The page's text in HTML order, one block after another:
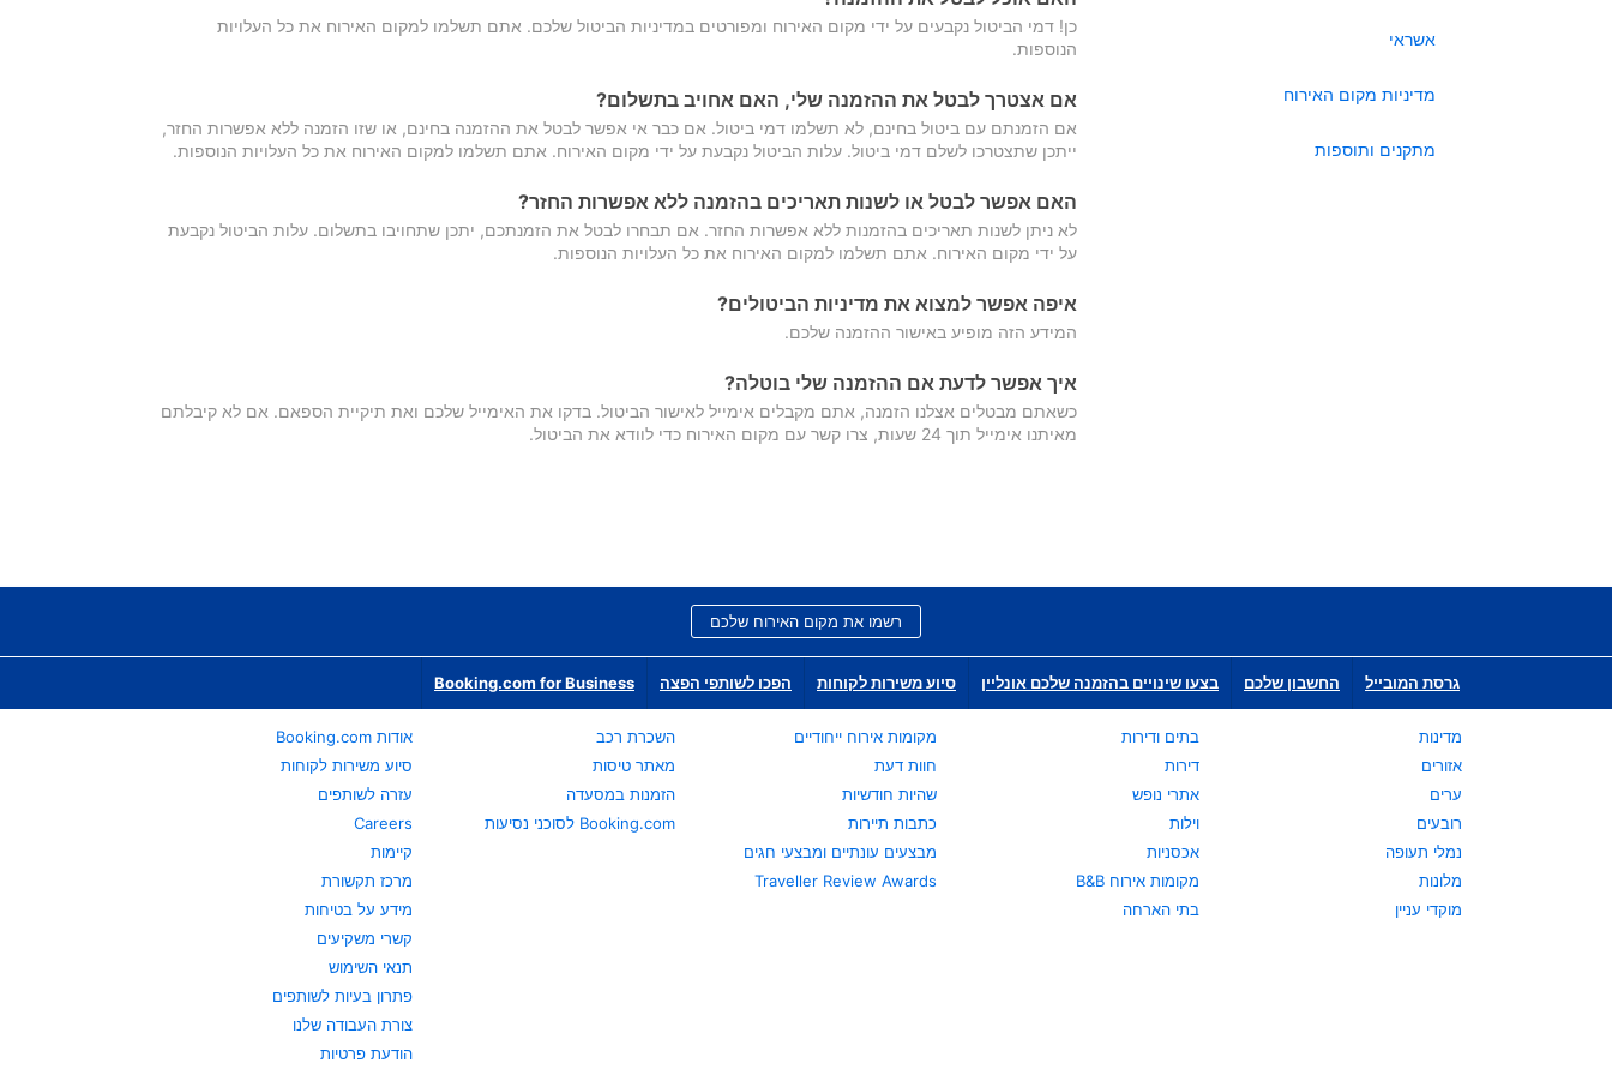
אשראי
מדיניות מקום האירוח
מתקנים ותוספות
כן! דמי הביטול נקבעים על ידי מקום האירוח ומפורטים במדיניות הביטול שלכם. אתם תשלמו למקום האירוח את כל העלויות
הנוספות.
אם אצטרך לבטל את ההזמנה שלי, האם אחויב בתשלום?
אם הזמנתם עם ביטול בחינם, לא תשלמו דמי ביטול. אם כבר אי אפשר לבטל את ההזמנה בחינם, או שזו הזמנה ללא אפשרות החזר,
ייתכן שתצטרכו לשלם דמי ביטול. עלות הביטול נקבעת על ידי מקום האירוח. אתם תשלמו למקום האירוח את כל העלויות הנוספות.
האם אפשר לבטל או לשנות תאריכים בהזמנה ללא אפשרות החזר?
לא ניתן לשנות תאריכים בהזמנות ללא אפשרות החזר. אם תבחרו לבטל את הזמנתכם, יתכן שתחויבו בתשלום. עלות הביטול נקבעת
על ידי מקום האירוח. אתם תשלמו למקום האירוח את כל העלויות הנוספות.
איפה אפשר למצוא את מדיניות הביטולים?
המידע הזה מופיע באישור ההזמנה שלכם.
איך אפשר לדעת אם ההזמנה שלי בוטלה?
כשאתם מבטלים אצלנו הזמנה, אתם מקבלים אימייל לאישור הביטול. בדקו את האימייל שלכם ואת תיקיית הספאם. אם לא קיבלתם
מאיתנו אימייל תוך 24 שעות, צרו קשר עם מקום האירוח כדי לוודא את הביטול.
רשמו את מקום האירוח שלכם
גרסת המובייל החשבון שלכם בצעו שינויים בהזמנה שלכם אונליין סיוע משירות לקוחות הפכו לשותפי הפצה Booking.com for Business
מדינות
אזורים
ערים
רובעים
נמלי תעופה
מלונות
מוקדי עניין
בתים ודירות
דירות
אתרי נופש
וילות
אכסניות
מקומות אירוח B&B
בתי הארחה
מקומות אירוח ייחודיים
חוות דעת
שהיות חודשיות
כתבות תיירות
מבצעים עונתיים ומבצעי חגים
Traveller Review Awards
השכרת רכב
מאתר טיסות
הזמנות במסעדה
Booking.com לסוכני נסיעות
אודות Booking.com
סיוע משירות לקוחות
עזרה לשותפים
Careers
קיימות
מרכז תקשורת
מידע על בטיחות
קשרי משקיעים
תנאי השימוש
פתרון בעיות לשותפים
צורת העבודה שלנו
הודעת פרטיות